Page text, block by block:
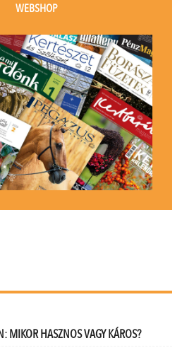
WEBSHOP
MIKOR HASZNOS VAGY KÁROS?